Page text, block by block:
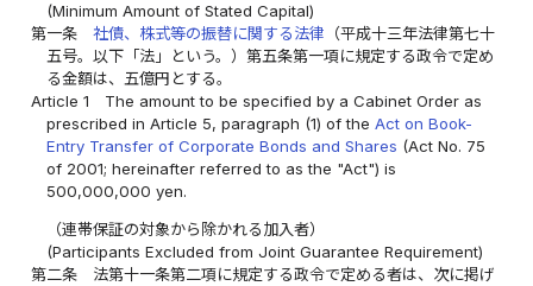
(Minimum Amount of Stated Capital)
第一条
社債、株式等の振替に関する法律 （平成十三年法律第七十
五号。以下「法」という。）第五条第一項に規定する政令で定め
る金額は、五億円とする。
Article 1
The amount to be specified by a Cabinet Order as
prescribed in Article 5, paragraph (1) of theAct on Book-
Entry Transfer of Corporate Bonds and Shares (Act No. 75
of 2001; hereinafter referred to as the "Act") is
500,000,000 yen.
（連帯保証の対象から除かれる加入者）
(Participants Excluded from Joint Guarantee Requirement)
第二条
法第十一条第二項に規定する政令で定める者は、次に掲げ